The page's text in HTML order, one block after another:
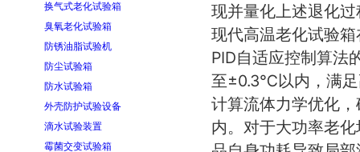
换气式老化试验箱
臭氧老化试验箱
防锈油脂试验机
防尘试验箱
防水试验箱
外壳防护试验设备
滴水试验装置
霉菌交变试验箱
现并量化上述退化过
现代高温老化试验
PID自适应控制算
至±0.3℃以内，满足
计算流体力学优化
内。对于大功率老